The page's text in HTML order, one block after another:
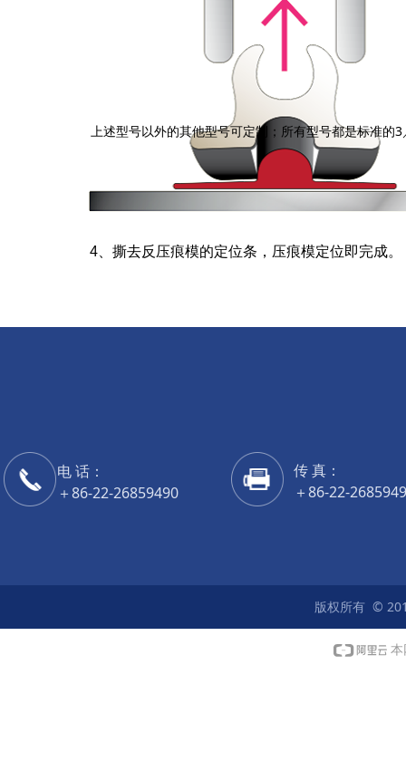
上述型号以外的其他型号可定制；所有型号都是标准
4、撕去反压痕模的定位条，压痕模定位即完成。
电 话：
＋86-22-26859490
传 真：
＋86-22-
版权所有 ©
本